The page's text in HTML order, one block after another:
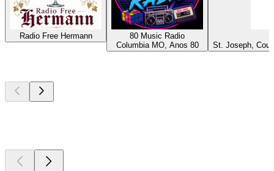
Radio Free Hermann
80 Music Radio
Columbia MO, Anos 80
St. Joseph,